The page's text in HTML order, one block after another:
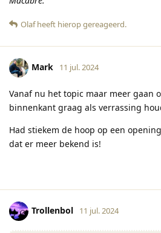
Olafheeft hierop gereageerd.
Mark 11 jul. 2024
Vanaf nu het topic maar meer gaan
binnenkant graag als verrassing
Had stiekem de hoop op een
dat er meer bekend is!
Trollenbol 11 jul. 2024